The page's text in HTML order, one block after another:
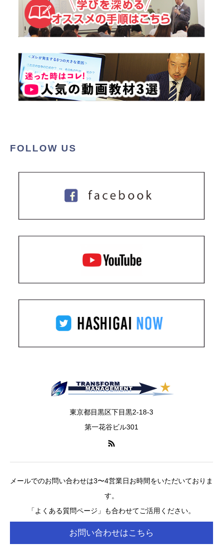
FOLLOW US
東京都目黒区下目黒2-18-3
第一花谷ビル301
メールでのお問い合わせは3〜4営業日お時間をいただいておりま
す。
「よくある質問ページ」も合わせてご活用ください。
お問い合わせはこちら